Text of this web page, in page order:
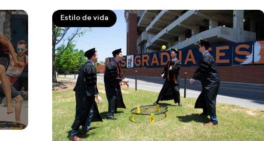
Estilo de vida